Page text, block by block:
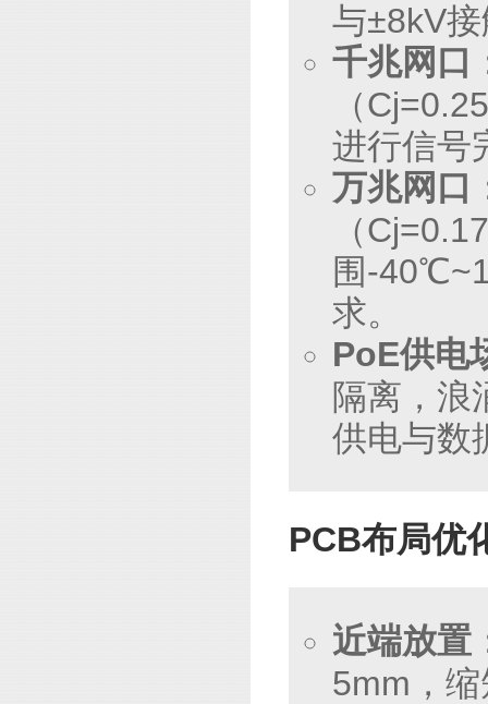
与±8kV
千兆网口
（
进行信号
万兆网口
（
围-
求。
PoE供电
隔离，浪
供电与数
PCB布局优
近端放置
5mm，